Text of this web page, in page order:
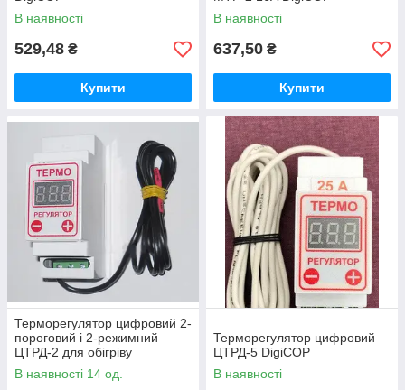
В наявності
529,48 ₴
Купити
В наявності
637,50 ₴
Купити
Терморегулятор цифровий 2-
пороговий і 2-режимний
ЦТРД-2 для обігріву
В наявності 14 од.
Терморегулятор цифровий
ЦТРД-5 DigiCOP
В наявності